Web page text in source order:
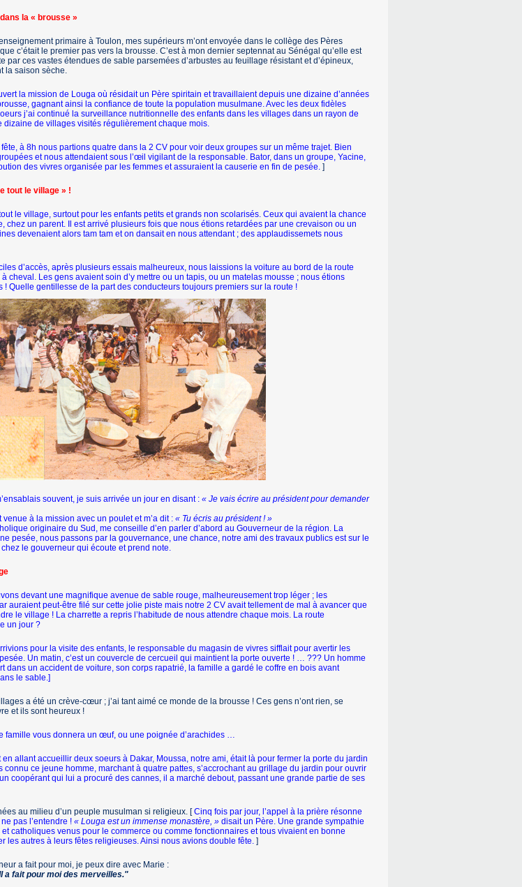
la « brousse »
pri­maire à Toulon, mes supé­rieurs m’ont envoyée dans le collège des Pères
c’était le premier pas vers la brousse. C’est à mon dernier septennat au Sénégal qu’elle est
par ces vastes étendues de sable parsemées d’arbustes au feuillage résistant et d’épineux,
la saison sèche.
la mission de Louga où résidait un Père spiritain et travaillaient depuis une dizaine d’années
gagnant ainsi la confiance de toute la population musulmane. Avec les deux fidèles
j’ai continué la surveillance nutritionnelle des enfants dans les villages dans un rayon de
dizaine de villages visités régulièrement chaque mois.
à 8h nous partions quatre dans la 2 CV pour voir deux groupes sur un même trajet. Bien
et nous attendaient sous l’œil vigilant de la responsable. Bator, dans un groupe, Yacine,
des vivres organisée par les femmes et assuraient la causerie en fin de pesée. ]
tout le village » !
le village, surtout pour les enfants petits et grands non scolarisés. Ceux qui avaient la chance
chez un parent. Il est arrivé plusieurs fois que nous étions retardées par une crevaison ou un
devenaient alors tam tam et on dansait en nous attendant ; des applaudissemets nous
d’accès, après plusieurs essais malheureux, nous laissions la voiture au bord de la route
cheval. Les gens avaient soin d’y mettre ou un tapis, ou un matelas mousse ; nous étions
Quelle gentillesse de la part des conducteurs toujours premiers sur la route !
souvent, je suis arrivée un jour en disant : « Je vais écrire au président pour demander
venue à la mission avec un poulet et m’a dit : « Tu écris au président ! »
originaire du Sud, me conseille d’en parler d’abord au Gouverneur de la région. La
pesée, nous passons par la gouvernance, une chance, notre ami des travaux publics est sur le
le gouverneur qui écoute et prend note.
devant une magnifique avenue de sable rouge, malheureusement trop léger ; les
auraient peut-être filé sur cette jolie piste mais notre 2 CV avait tellement de mal à avancer que
le village ! La charrette a repris l’habitude de nous attendre chaque mois. La route
un jour ?
pour la visite des enfants, le responsable du magasin de vivres sifflait pour avertir les
Un matin, c’est un couvercle de cercueil qui maintient la porte ouverte ! … ??? Un homme
dans un accident de voiture, son corps rapatrié, la famille a gardé le coffre en bois avant
le sable.]
a été un crève-cœur ; j’ai tant aimé ce monde de la brousse ! Ces gens n’ont rien, se
et ils sont heureux !
famille vous donnera un œuf, ou une poignée d’arachides …
en allant accueillir deux soeurs à Dakar, Moussa, notre ami, était là pour fermer la porte du jardin
connu ce jeune homme, marchant à quatre pattes, s’accrochant au grillage du jardin pour ouvrir
coopérant qui lui a procuré des cannes, il a marché debout, passant une grande partie de ses
au milieu d’un peuple musulman si religieux. [Cinq fois par jour, l’appel à la prière résonne
pas l’entendre !« Louga est un immense monastère, »disait un Père. Une grande sympathie
catholiques venus pour le commerce ou comme fonctionnaires et tous vivaient en bonne
les autres à leurs fêtes religieuses. Ainsi nous avions double fête. ]
a fait pour moi, je peux dire avec Marie :
a fait pour moi des mer­veilles."